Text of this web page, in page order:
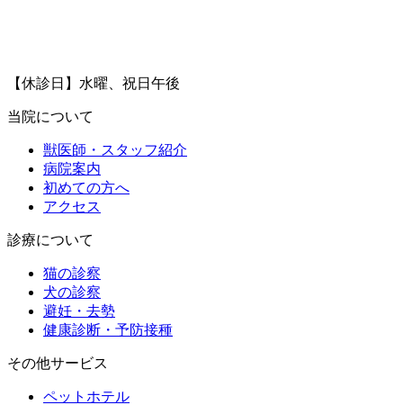
【休診日】水曜、祝日午後
当院について
獣医師・スタッフ紹介
病院案内
初めての方へ
アクセス
診療について
猫の診察
犬の診察
避妊・去勢
健康診断・予防接種
その他サービス
ペットホテル